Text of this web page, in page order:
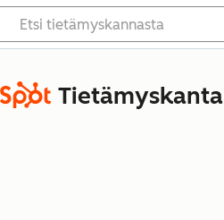
Tietämyskanta